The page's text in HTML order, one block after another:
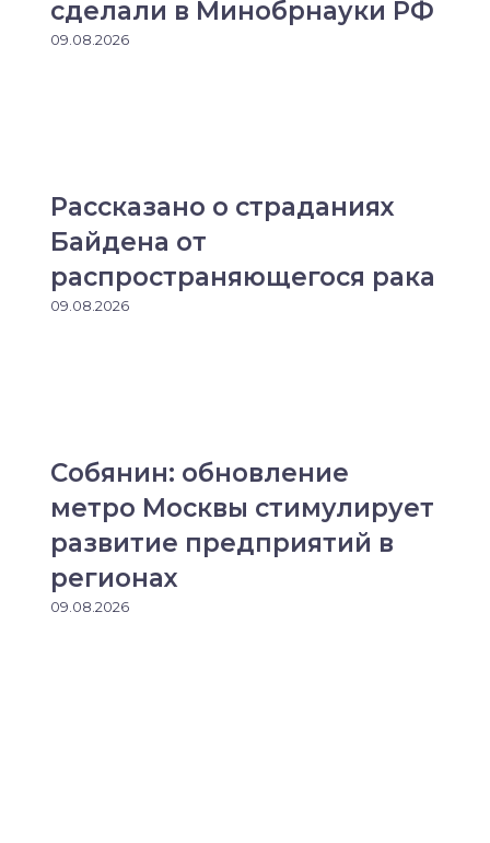
сделали в Минобрнауки РФ
09.08.2026
Рассказано о страданиях
Байдена от
распространяющегося рака
09.08.2026
Собянин: обновление
метро Москвы стимулирует
развитие предприятий в
регионах
09.08.2026